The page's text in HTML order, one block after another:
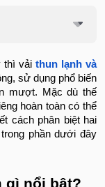
thì vảithun lạnh và
sử dụng phổ biến
mượt. Mặc dù thế
hoàn toàn có thể
cách phân biệt hai
phần dưới đây
gì nổi bật?